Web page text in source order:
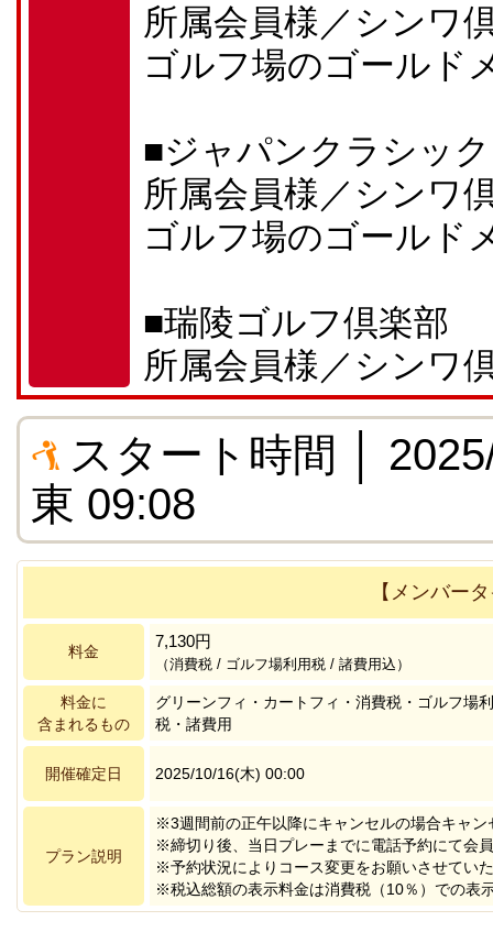
所属会員様／シンワ
ゴルフ場のゴールド
■ジャパンクラシッ
所属会員様／シンワ
ゴルフ場のゴールド
■瑞陵ゴルフ倶楽部
所属会員様／シンワ
スタート時間 │
東 09:08
【メンバー
料金
7,130円
（消費税 / ゴルフ場利用税 / 諸費用込）
料金に
含まれるもの
グリーンフィ・カートフィ・消費税・ゴルフ場
税・諸費用
開催確定日 2025/10/16(木) 00:00
プラン説明
※3週間前の正午以降にキャンセルの場合キャ
※締切り後、当日プレーまでに電話予約にて会
※予約状況によりコース変更をお願いさせてい
※税込総額の表示料金は消費税（10％）での表